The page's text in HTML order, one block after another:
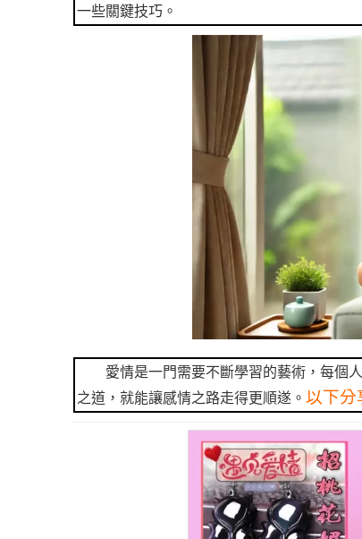
一些關鍵技巧。
愛情是一門需要不斷學習的藝術，每個
之道，就能讓感情之路走得更順遂。 以下分